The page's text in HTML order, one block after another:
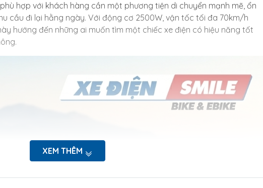
phù hợp với khách hàng cần một phương tiện di chuyển mạnh mẽ, ổn
cầu đi lại hằng ngày. Với động cơ 2500W, vận tốc tối đa 70km/h
hướng đến những ai muốn tìm một chiếc xe điện có hiệu năng tốt
XEM THÊM